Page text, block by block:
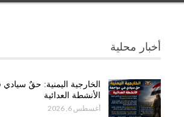
أخبار محلية
الخارجية اليمنية: حقٌ
الأنشطة العدائية
أغسطس 6, 2026